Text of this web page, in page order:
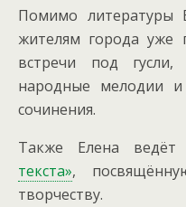
Помимо литературы
жителям города уже
встречи под
народные мелодии и
сочинения.
Также Елена ведёт
текста»,
творчеству.